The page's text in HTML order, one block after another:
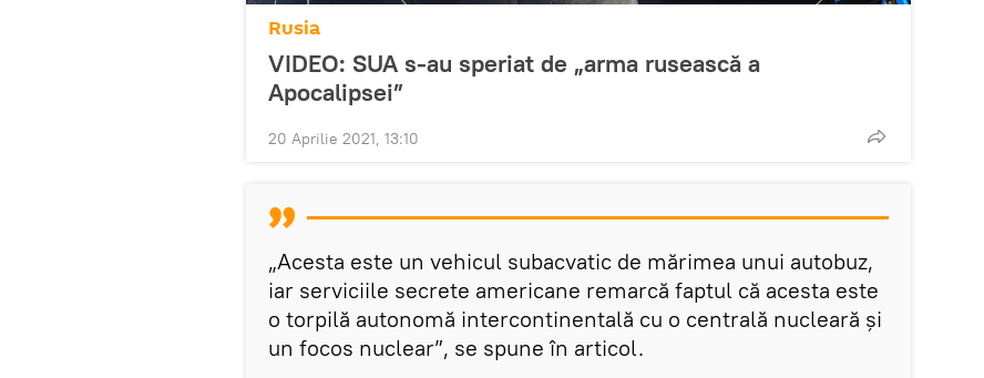
Rusia
VIDEO: SUA s-au speriat de „arma rusească a
Apocalipsei”
20 Aprilie 2021, 13:10
„Acesta este un vehicul subacvatic de mărimea unui autobuz,
iar serviciile secrete americane remarcă faptul că acesta este
o torpilă autonomă intercontinentală cu o centrală nucleară și
un focos nuclear”, se spune în articol.